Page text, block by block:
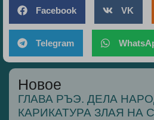
Facebook VK
Telegram
Новое
ГЛАВА РЪЭ. ДЕЛА
КАРИКАТУРА ЗЛАЯ НА